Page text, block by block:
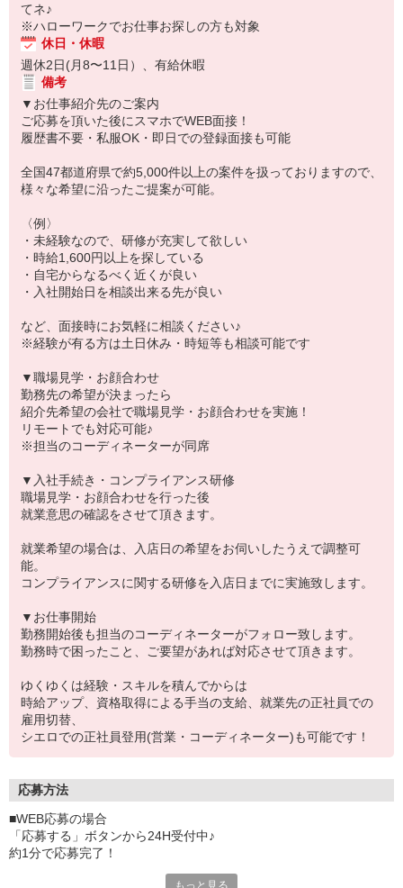
てネ♪
※ハローワークでお仕事お探しの方も対象
休日・休暇
週休2日(月8〜11日）、有給休暇
備考
▼お仕事紹介先のご案内
ご応募を頂いた後にスマホでWEB面接！
履歴書不要・私服OK・即日での登録面接も可能
全国47都道府県で約5,000件以上の案件を扱っておりますので、
様々な希望に沿ったご提案が可能。
〈例〉
・未経験なので、研修が充実して欲しい
・時給1,600円以上を探している
・自宅からなるべく近くが良い
・入社開始日を相談出来る先が良い
など、面接時にお気軽に相談ください♪
※経験が有る方は土日休み・時短等も相談可能です
▼職場見学・お顔合わせ
勤務先の希望が決まったら
紹介先希望の会社で職場見学・お顔合わせを実施！
リモートでも対応可能♪
※担当のコーディネーターが同席
▼入社手続き・コンプライアンス研修
職場見学・お顔合わせを行った後
就業意思の確認をさせて頂きます。
就業希望の場合は、入店日の希望をお伺いしたうえで調整可
能。
コンプライアンスに関する研修を入店日までに実施致します。
▼お仕事開始
勤務開始後も担当のコーディネーターがフォロー致します。
勤務時で困ったこと、ご要望があれば対応させて頂きます。
ゆくゆくは経験・スキルを積んでからは
時給アップ、資格取得による手当の支給、就業先の正社員での
雇用切替、
シエロでの正社員登用(営業・コーディネーター)も可能です！
応募方法
■WEB応募の場合
「応募する」ボタンから24H受付中♪
約1分で応募完了！
もっと見る